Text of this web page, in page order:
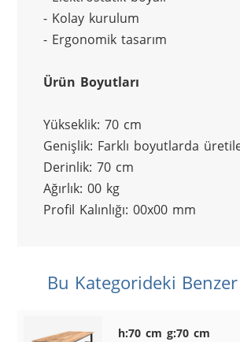
- Kolay kurulum
- Ergonomik tasarım
Ürün Boyutları
Yükseklik: 70 cm
Genişlik: Farklı boyutlarda
Derinlik: 70 cm
Ağırlık: 00 kg
Profil Kalınlığı: 00x00 mm
Bu Kategorideki
h:70 cm g:70 cm